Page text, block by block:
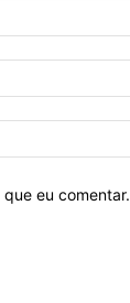
eu comentar.